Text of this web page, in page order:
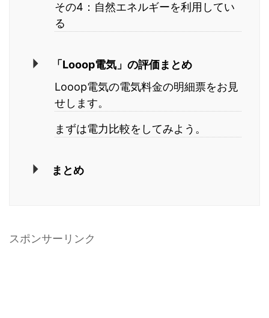
その4：自然エネルギーを利用してい
る
「Looop電気」の評価まとめ
Looop電気の電気料金の明細票をお見
せします。
まずは電力比較をしてみよう。
まとめ
スポンサーリンク